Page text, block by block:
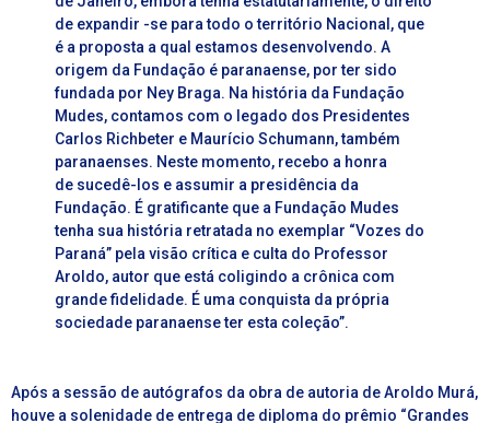
de expandir -se para todo o território Nacional, que
é a proposta a qual estamos desenvolvendo. A
origem da Fundação é paranaense, por ter sido
fundada por Ney Braga. Na história da Fundação
Mudes, contamos com o legado dos Presidentes
Carlos Richbeter e Maurício Schumann, também
paranaenses. Neste momento, recebo a honra
de sucedê-los e assumir a presidência da
Fundação. É gratificante que a Fundação Mudes
tenha sua história retratada no exemplar “Vozes do
Paraná” pela visão crítica e culta do Professor
Aroldo, autor que está coligindo a crônica com
grande fidelidade. É uma conquista da própria
sociedade paranaense ter esta coleção”.
Após a sessão de autógrafos da obra de autoria de Aroldo Murá,
houve a solenidade de entrega de diploma do prêmio “Grandes